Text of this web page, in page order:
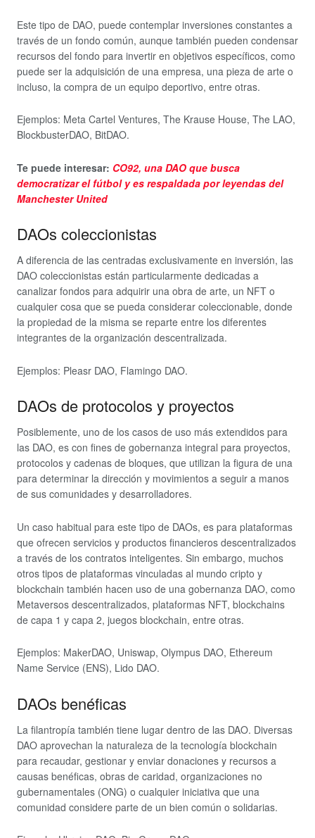
Este tipo de DAO, puede contemplar inversiones constantes a
través de un fondo común, aunque también pueden condensar
recursos del fondo para invertir en objetivos específicos, como
puede ser la adquisición de una empresa, una pieza de arte o
incluso, la compra de un equipo deportivo, entre otras.
Ejemplos: Meta Cartel Ventures, The Krause House, The LAO,
BlockbusterDAO, BitDAO.
Te puede interesar: CO92, una DAO que busca
democratizar el fútbol y es respaldada por leyendas del
Manchester United
DAOs coleccionistas
A diferencia de las centradas exclusivamente en inversión, las
DAO coleccionistas están particularmente dedicadas a
canalizar fondos para adquirir una obra de arte, un NFT o
cualquier cosa que se pueda considerar coleccionable, donde
la propiedad de la misma se reparte entre los diferentes
integrantes de la organización descentralizada.
Ejemplos: Pleasr DAO, Flamingo DAO.
DAOs de protocolos y proyectos
Posiblemente, uno de los casos de uso más extendidos para
las DAO, es con fines de gobernanza integral para proyectos,
protocolos y cadenas de bloques, que utilizan la figura de una
para determinar la dirección y movimientos a seguir a manos
de sus comunidades y desarrolladores.
Un caso habitual para este tipo de DAOs, es para plataformas
que ofrecen servicios y productos financieros descentralizados
a través de los contratos inteligentes. Sin embargo, muchos
otros tipos de plataformas vinculadas al mundo cripto y
blockchain también hacen uso de una gobernanza DAO, como
Metaversos descentralizados, plataformas NFT, blockchains
de capa 1 y capa 2, juegos blockchain, entre otras.
Ejemplos: MakerDAO, Uniswap, Olympus DAO, Ethereum
Name Service (ENS), Lido DAO.
DAOs benéficas
La filantropía también tiene lugar dentro de las DAO. Diversas
DAO aprovechan la naturaleza de la tecnología blockchain
para recaudar, gestionar y enviar donaciones y recursos a
causas benéficas, obras de caridad, organizaciones no
gubernamentales (ONG) o cualquier iniciativa que una
comunidad considere parte de un bien común o solidarias.